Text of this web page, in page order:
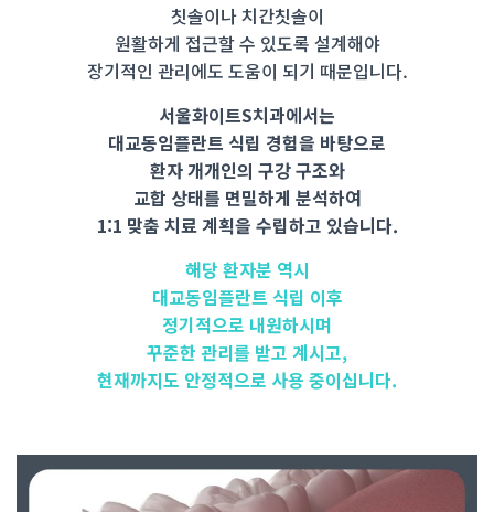
칫솔이나 치간칫솔이
원활하게 접근할 수 있도록 설계해야
장기적인 관리에도 도움이 되기 때문입니다.
서울화이트S치과에서는
대교동임플란트 식립 경험을 바탕으로
환자 개개인의 구강 구조와
교합 상태를 면밀하게 분석하여
1:1 맞춤 치료 계획을 수립하고 있습니다.
해당 환자분 역시
대교동임플란트 식립 이후
정기적으로 내원하시며
꾸준한 관리를 받고 계시고,
현재까지도 안정적으로 사용 중이십니다.